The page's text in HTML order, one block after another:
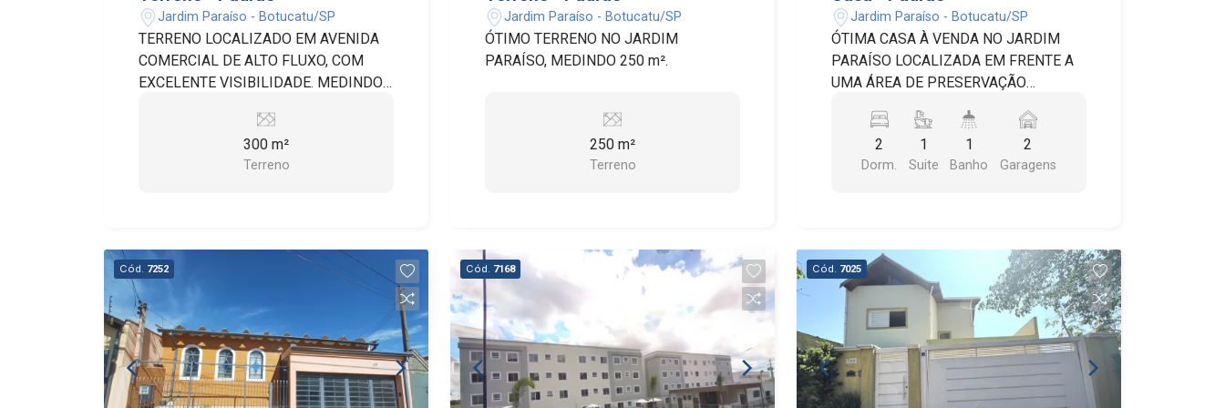
Jardim Paraíso - Botucatu/SP
TERRENO LOCALIZADO EM AVENIDA
COMERCIAL DE ALTO FLUXO, COM
EXCELENTE VISIBILIDADE. MEDINDO
PARA CONSTRUÇÃO COMERCIAL OU
PROJETO PERSONALIZADO.
PRÓXIMO A MERCADOS, HOSPITAL,
EM ÁREA MOVIMENTADA DA CIDADE.
300 m²
Terreno
Jardim Paraíso - Botucatu/SP
ÓTIMO TERRENO NO JARDIM
PARAÍSO, MEDINDO 250 m².
250 m²
Terreno
Jardim Paraíso - Botucatu/SP
ÓTIMA CASA À VENDA NO JARDIM
PARAÍSO LOCALIZADA EM FRENTE A
UMA ÁREA DE PRESERVAÇÃO
TRANQUILIDADE E CONTATO COM A
NATUREZA. 02 DORMITÓRIOS, SENDO
01 SUÍTE COM ARMÁRIO PLANEJADO;
CHURRASQUEIRA, CRIANDO UM
AMBIENTE MODERNO E
ACONCHEGANTE; GARAGEM
DESCOBERTA PARA 02 VEÍCULOS.
ACABAMENTOS DE PRIMEIRA
QUALIDADE EM TODOS OS
AMBIENTES UM LAR PERFEITO PARA
2
Dorm.
1
Suite
1
Banho
2
Garagens
Cód. 7252 Cód. 7168 Cód. 7025